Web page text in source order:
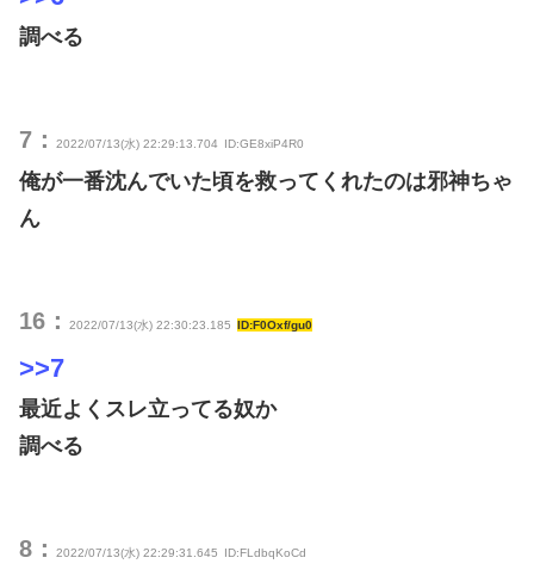
調べる
7： 2022/07/13(水) 22:29:13.704 ID:GE8xiP4R0
俺が一番沈んでいた頃を救ってくれたのは邪神ちゃ
ん
16： 2022/07/13(水) 22:30:23.185 ID:F0Oxf/gu0
>>7
最近よくスレ立ってる奴か
調べる
8： 2022/07/13(水) 22:29:31.645 ID:FLdbqKoCd